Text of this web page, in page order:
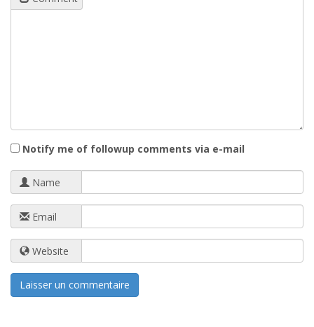
Notify me of followup comments via e-mail
Name
Email
Website